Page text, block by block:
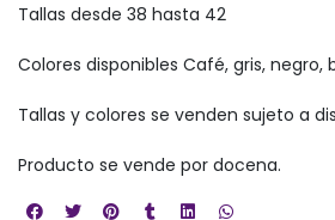
Tallas desde 38 hasta 42
Colores disponibles Café, gris, negro,
Tallas y colores se venden sujeto a
Producto se vende por docena.